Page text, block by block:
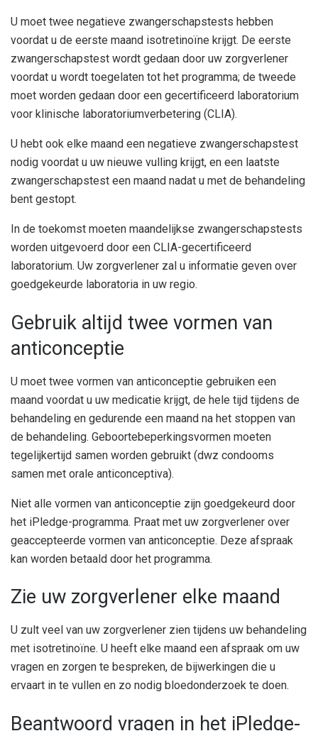
U moet twee negatieve zwangerschapstests hebben
voordat u de eerste maand isotretinoïne krijgt. De eerste
zwangerschapstest wordt gedaan door uw zorgverlener
voordat u wordt toegelaten tot het programma; de tweede
moet worden gedaan door een gecertificeerd laboratorium
voor klinische laboratoriumverbetering (CLIA).
U hebt ook elke maand een negatieve zwangerschapstest
nodig voordat u uw nieuwe vulling krijgt, en een laatste
zwangerschapstest een maand nadat u met de behandeling
bent gestopt.
In de toekomst moeten maandelijkse zwangerschapstests
worden uitgevoerd door een CLIA-gecertificeerd
laboratorium. Uw zorgverlener zal u informatie geven over
goedgekeurde laboratoria in uw regio.
Gebruik altijd twee vormen van
anticonceptie
U moet twee vormen van anticonceptie gebruiken een
maand voordat u uw medicatie krijgt, de hele tijd tijdens de
behandeling en gedurende een maand na het stoppen van
de behandeling. Geboortebeperkingsvormen moeten
tegelijkertijd samen worden gebruikt (dwz condooms
samen met orale anticonceptiva).
Niet alle vormen van anticonceptie zijn goedgekeurd door
het iPledge-programma. Praat met uw zorgverlener over
geaccepteerde vormen van anticonceptie. Deze afspraak
kan worden betaald door het programma.
Zie uw zorgverlener elke maand
U zult veel van uw zorgverlener zien tijdens uw behandeling
met isotretinoïne. U heeft elke maand een afspraak om uw
vragen en zorgen te bespreken, de bijwerkingen die u
ervaart in te vullen en zo nodig bloedonderzoek te doen.
Beantwoord vragen in het iPledge-